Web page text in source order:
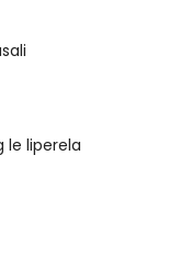
le liperela